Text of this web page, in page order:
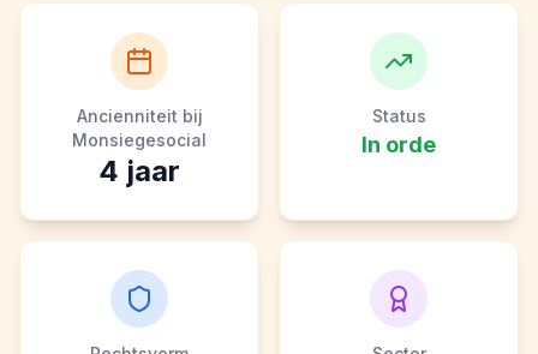
Ancienniteit bij
Monsiegesocial
4 jaar
Status
In orde